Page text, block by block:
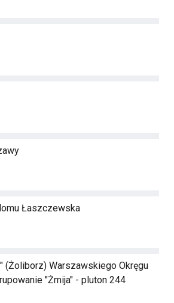
Łaszczewska
(Żoliborz) Warszawskiego Okręgu
"Żmija" - pluton 244